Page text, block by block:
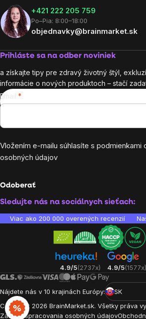
+421 222 205 759
Po–Pia: 8:00–18:00
objednavky@brainmarket.sk
Prihláste sa na odber noviniek
a získajte tipy pre zdravý životný štýl,
informácie o nových produktoch – stačí
Email
Vložením e-mailu súhlasíte s podmienkami
osobných údajov
Odoberať
Sledujte nás na sociálnych sieťach:
Viac ako 200 000 overených recenzií
4.9/5(2737x) 4.9/5(1577x)
Nájdete nás v 10 krajinách Európy:
SK
Copyright 2026 BrainMarket.sk. Všetky práva
Zásady spracovania osobných údajov